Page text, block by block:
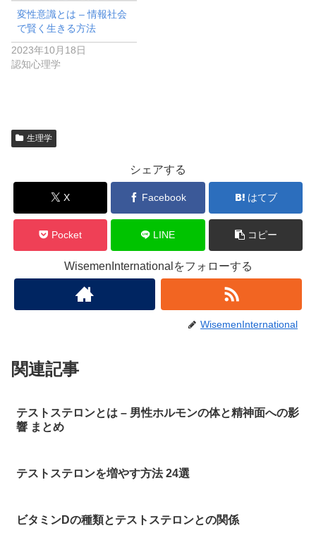
変性意識とは – 情報社会
で賢く生きる方法
2023年10月18日
認知心理学
生理学
シェアする
X Facebook はてブ
Pocket LINE コピー
WisemenInternationalをフォローする
WisemenInternational
関連記事
テストステロンとは – 男性ホルモンの体と精神面への影
響 まとめ
テストステロンを増やす方法 24選
ビタミンDの種類とテストステロンとの関係